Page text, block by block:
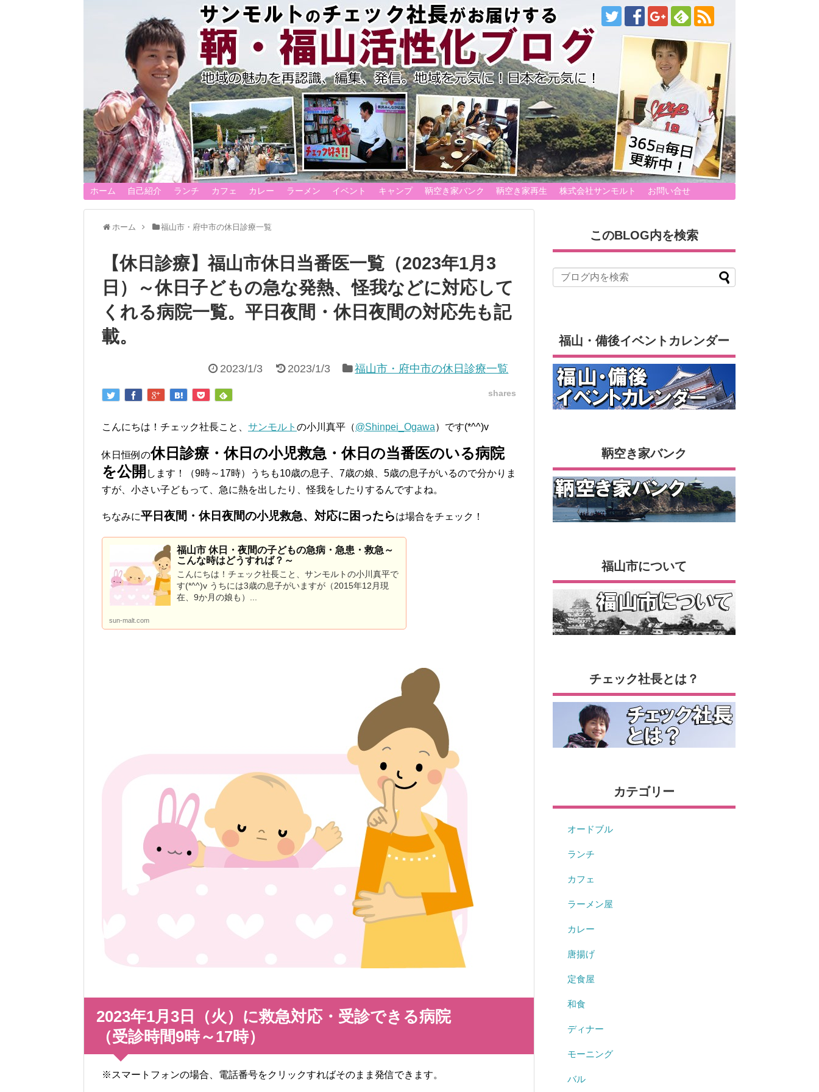
ホーム 自己紹介 ランチ カフェ カレー ラーメン イベント キャンプ 鞆空き家バンク 鞆空き家再生 株式会社サンモルト お問い合せ
ホーム 福山市・府中市の休日診療一覧
【休日診療】福山市休日当番医一覧（2023年1月3
日）～休日子どもの急な発熱、怪我などに対応して
くれる病院一覧。平日夜間・休日夜間の対応先も記
載。
2023/1/3 2023/1/3 福山市・府中市の休日診療一覧
shares
こんにちは！チェック社長こと、 サンモルト の小川真平（@Shinpei_Ogawa）です(*^^)v
休日恒例の休日診療・休日の小児救急・休日の当番医のいる病院
を公開 します！（9時～17時）うちも10歳の息子、7歳の娘、5歳の息子がいるので分かりま
すが、小さい子どもって、急に熱を出したり、怪我をしたりするんですよね。
ちなみに平日夜間・休日夜間の小児救急、対応に困ったらは場合をチェック！
福山市 休日・夜間の子どもの急病・急患・救急～
こんな時はどうすれば？～
こんにちは！チェック社長こと、サンモルトの小川真平で
す(*^^)v うちには3歳の息子がいますが（2015年12月現
在、9か月の娘も）...
sun-malt.com
2023年1月3日（火）に救急対応・受診できる病院
（受診時間9時～17時）
※スマートフォンの場合、電話番号をクリックすればそのまま発信できます。
このBLOG内を検索
福山・備後イベントカレンダー
鞆空き家バンク
福山市について
チェック社長とは？
カテゴリー
オードブル
ランチ
カフェ
ラーメン屋
カレー
唐揚げ
定食屋
和食
ディナー
モーニング
バル